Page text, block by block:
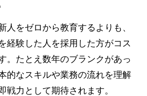
人をゼロから教育するよりも、
経験した人を採用した方がコス
。たとえ数年のブランクがあっ
的なスキルや業務の流れを理解
戦力として期待されます。